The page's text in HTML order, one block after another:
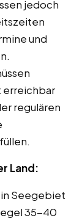
jedoch
und
erreichbar
regulären
Land:
Seegebiet
35-40